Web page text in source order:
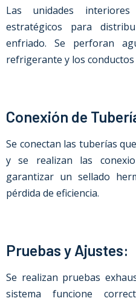
Las unidades
estratégicos para
enfriado. Se perforan
refrigerante y los conductos
Conexión de
Se conectan las tuberías
y se realizan las
garantizar un sellado
pérdida de eficiencia.
Pruebas y Ajustes:
Se realizan pruebas
sistema funcione